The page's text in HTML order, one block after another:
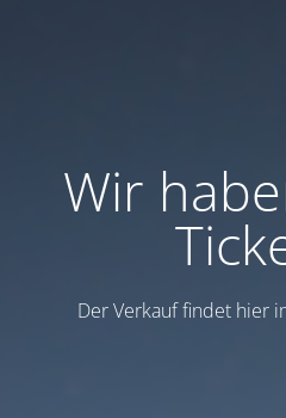
Wir
Der Verkauf findet hier